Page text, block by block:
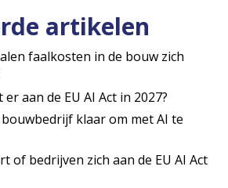
artikelen
faalkosten in de bouw zich
aan de EU AI Act in 2027?
klaar om met AI te
of bedrijven zich aan de EU AI Act